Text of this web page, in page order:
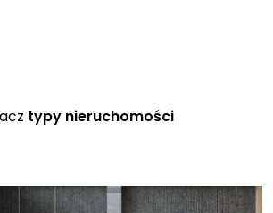
typy nieruchomości